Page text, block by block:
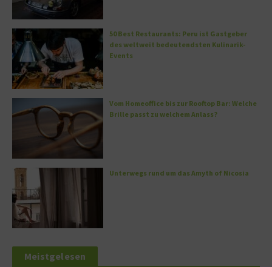
50 Best Restaurants: Peru ist Gastgeber
des weltweit bedeutendsten Kulinarik-
Events
Vom Homeoffice bis zur Rooftop Bar: Welche
Brille passt zu welchem Anlass?
Unterwegs rund um das Amyth of Nicosia
Meistgelesen